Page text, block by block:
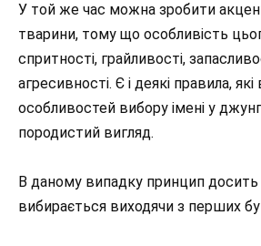
У той же час можна зробити
тварини, тому що особливість
спритності, грайливості,
агресивності. Є і деякі правила,
особливостей вибору імені у
породистий вигляд.
В даному випадку принцип досить
вибирається виходячи з перших